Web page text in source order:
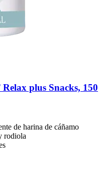
plus Snacks, 150
de harina de cáñamo
rodiola